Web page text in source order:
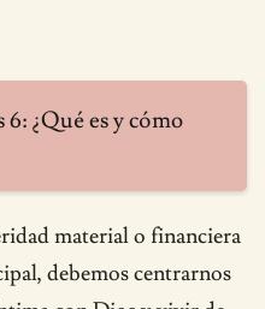
¿Qué es y cómo
material o financiera
debemos centrarnos